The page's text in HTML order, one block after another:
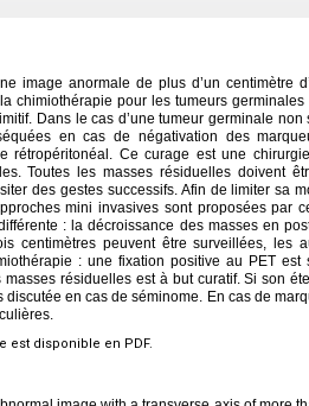
image anormale de plus d’un centimètre
chimiothérapie pour les tumeurs
Dans le cas d’une tumeur germinale
en cas de négativation des
rétropéritonéal. Ce curage est une
Toutes les masses résiduelles doivent
des gestes successifs. Afin de limiter sa
mini invasives sont proposées par
: la décroissance des masses en
centimètres peuvent être surveillées, les
: une fixation positive au PET est
résiduelles est à but curatif. Si son
discutée en cas de séminome. En cas de
est disponible en PDF.